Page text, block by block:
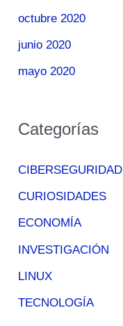
octubre 2020
junio 2020
mayo 2020
Categorías
CIBERSEGURIDAD
CURIOSIDADES
ECONOMÍA
INVESTIGACIÓN
LINUX
TECNOLOGÍA